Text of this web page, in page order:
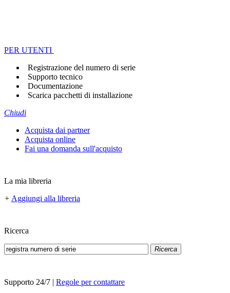
PER UTENTI
Registrazione del numero di serie
Supporto tecnico
Documentazione
Scarica pacchetti di installazione
Chiudi
Acquista dai partner
Acquista online
Fai una domanda sull'acquisto
La mia libreria
+ Aggiungi alla libreria
Ricerca
Ricerca
Supporto 24/7 | Regole per contattare